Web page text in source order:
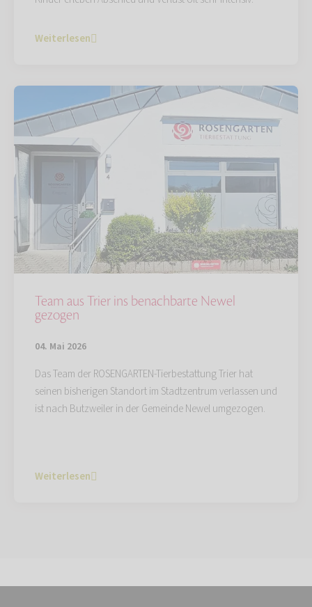
Weiterlesen
Team aus Trier ins benachbarte Newel
gezogen
04. Mai 2026
Das Team der ROSENGARTEN-Tierbestattung Trier hat
seinen bisherigen Standort im Stadtzentrum verlassen und
ist nach Butzweiler in der Gemeinde Newel umgezogen.
Weiterlesen